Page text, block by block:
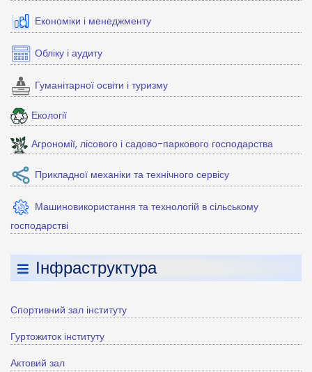
Економіки і менеджменту
Обліку і аудиту
Гуманітарної освіти і туризму
Екології
Агрономії, лісового і садово-паркового господарства
Прикладної механіки та технічного сервісу
Машиновикористання та технологій в сільському
господарстві
Інфраструктура
Спортивний зал інституту
Гуртожиток інституту
Актовий зал